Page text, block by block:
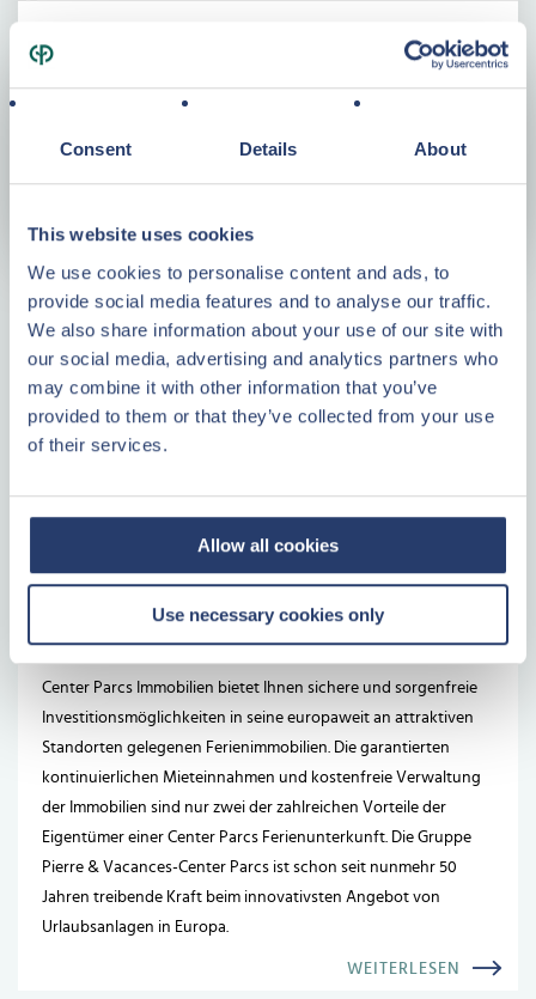
Consent Details About
This website uses cookies
We use cookies to personalise content and ads, to
provide social media features and to analyse our traffic.
We also share information about your use of our site with
our social media, advertising and analytics partners who
may combine it with other information that you’ve
provided to them or that they’ve collected from your use
of their services.
Allow all cookies
Use necessary cookies only
Vorteile der Investition mit Center Parcs
Geld an einem attraktiven Standort anlegen
Keine unvorhersehbaren Kosten
Center Parcs Immobilien bietet Ihnen sichere und sorgenfreie
Investitionsmöglichkeiten in seine europaweit an attraktiven
Standorten gelegenen Ferienimmobilien. Die garantierten
kontinuierlichen Mieteinnahmen und kostenfreie Verwaltung
der Immobilien sind nur zwei der zahlreichen Vorteile der
Eigentümer einer Center Parcs Ferienunterkunft. Die Gruppe
Pierre & Vacances-Center Parcs ist schon seit nunmehr 50
Jahren treibende Kraft beim innovativsten Angebot von
Urlaubsanlagen in Europa.
WEITERLESEN